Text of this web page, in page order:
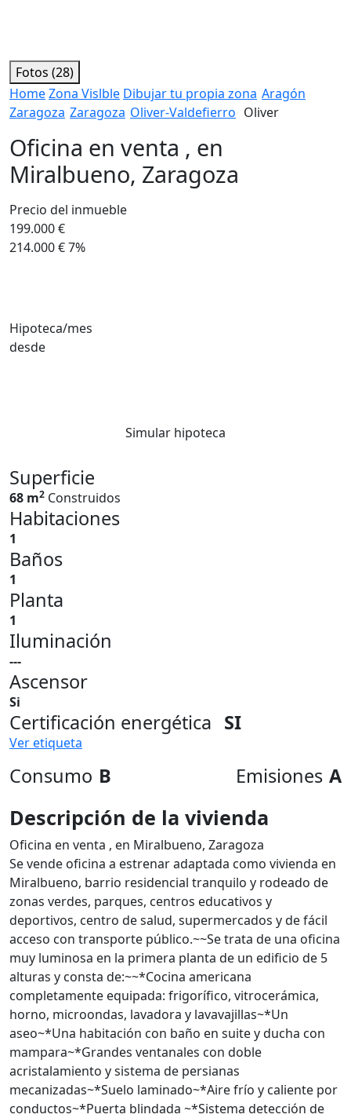
Fotos (28)
HomeZona Vislble Dibujar tu propia zona Aragón
Zaragoza Zaragoza Oliver-Valdefierro Oliver
Oficina en venta , en
Miralbueno, Zaragoza
Precio del inmueble
199.000 €
214.000 €7%
Hipoteca/mes
desde
Simular hipoteca
Superficie
68 m2 Construidos
Habitaciones
1
Baños
1
Planta
1
Iluminación
---
Ascensor
Si
Certificación energética SI
Ver etiqueta
Consumo B Emisiones A
Descripción de la vivienda
Oficina en venta , en Miralbueno, Zaragoza
Se vende oficina a estrenar adaptada como vivienda en
Miralbueno, barrio residencial tranquilo y rodeado de
zonas verdes, parques, centros educativos y
deportivos, centro de salud, supermercados y de fácil
acceso con transporte público.~~Se trata de una oficina
muy luminosa en la primera planta de un edificio de 5
alturas y consta de:~~*Cocina americana
completamente equipada: frigorífico, vitrocerámica,
horno, microondas, lavadora y lavavajillas~*Un
aseo~*Una habitación con baño en suite y ducha con
mampara~*Grandes ventanales con doble
acristalamiento y sistema de persianas
mecanizadas~*Suelo laminado~*Aire frío y caliente por
conductos~*Puerta blindada ~*Sistema detección de